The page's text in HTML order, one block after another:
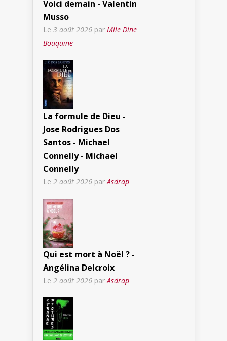
Voici demain - Valentin
Musso
Le 3 août 2026 par Mlle Dine
Bouquine
La formule de Dieu -
Jose Rodrigues Dos
Santos - Michael
Connelly - Michael
Connelly
Le 2 août 2026 parAsdrap
Qui est mort à Noël ? -
Angélina Delcroix
Le 2 août 2026 par Asdrap